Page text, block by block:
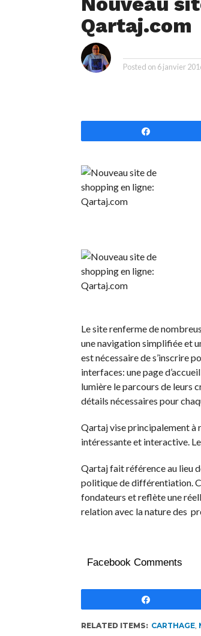
Qartaj.com
Posted on 6 janvier
Le site renferme de
une navigation simplifiée et
est nécessaire de s’inscrire
interfaces: une page
lumière le parcours de leurs
détails nécessaires pour
Qartaj vise principalement à
intéressante et interactive.
Qartaj fait référence au lieu
politique de différentiation.
fondateurs et reflète une
relation avec la nature des
Facebook Comments
RELATED ITEMS: CARTHAGE,